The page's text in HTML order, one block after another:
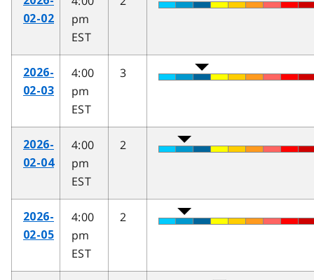
02-02
pm
EST
2026-
02-03
4:00
pm
EST
3
2026-
02-04
4:00
pm
EST
2
2026-
02-05
4:00
pm
EST
2